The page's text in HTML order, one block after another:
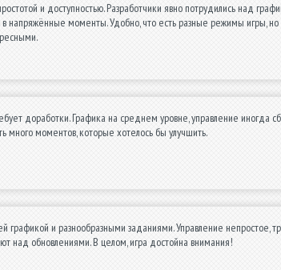
и доступностью. Разработчики явно потрудились над
напряжённые моменты. Удобно, что есть разные режимы игры,
доработки. Графика на среднем уровне, управление иногда
моментов, которые хотелось бы улучшить.
и разнообразными заданиями. Управление непростое,
над обновлениями. В целом, игра достойна внимания!